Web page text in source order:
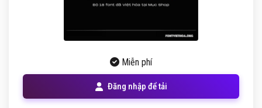
Miễn phí
Đăng nhập để tải